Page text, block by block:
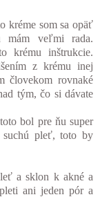
kréme som sa opäť
mám veľmi rada.
krému inštrukcie.
z krému inej
človekom rovnaké
tým, čo si dávate
bol pre ňu super
suchú pleť, toto by
a sklon k akné a
ani jeden pór a